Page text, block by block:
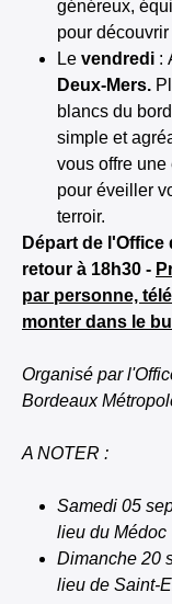
généreux,
pour
Le vendredi :
Deux-Mers.
blancs du
simple et
vous offre
pour éveiller
terroir.
Départ de l'Office
retour à 18h30 -
par personne,
monter dans le
Organisé par
Bordeaux
A NOTER :
Samedi 05
lieu du Médoc
Dimanche 20
lieu de Saint-